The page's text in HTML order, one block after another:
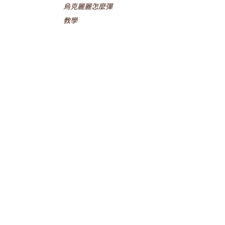
烏克麗麗怎麼彈
教學